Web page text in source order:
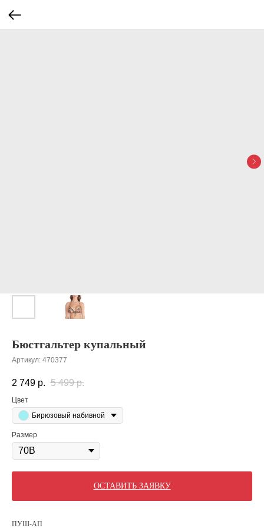
Бюстгальтер купальный
Артикул: 470377
2 749 р. 5 499 р.
Цвет
Бирюзовый набивной
Размер
ОСТАВИТЬ ЗАЯВКУ
ПУШ-АП